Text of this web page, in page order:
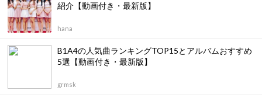
紹介【動画付き・最新版】
hana
B1A4の人気曲ランキングTOP15とアルバムおすすめ
5選【動画付き・最新版】
grmsk